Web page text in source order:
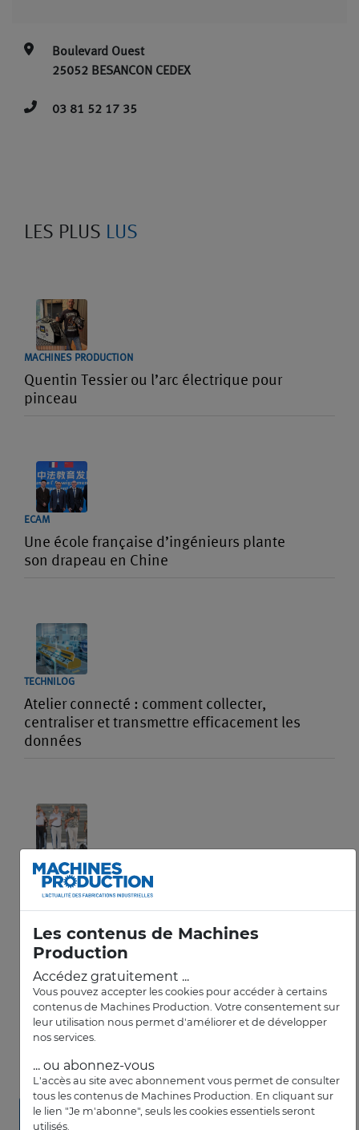
Les contenus de Machines
Production
Accédez gratuitement ...
Vous pouvez accepter les cookies pour accéder à certains
contenus de Machines Production. Votre consentement sur
leur utilisation nous permet d'améliorer et de développer
nos services.
... ou abonnez-vous
L'accès au site avec abonnement vous permet de consulter
tous les contenus de Machines Production. En cliquant sur
le lien "Je m'abonne", seuls les cookies essentiels seront
utilisés.
Boulevard Ouest
25052 BESANCON CEDEX
03 81 52 17 35
LES PLUS LUS
MACHINES PRODUCTION
Quentin Tessier ou l’arc électrique pour
pinceau
ECAM
Une école française d’ingénieurs plante
son drapeau en Chine
TECHNILOG
Atelier connecté : comment collecter,
centraliser et transmettre efficacement les
données
AIRBUS HELICOPTERS
Des réservistes d’Airbus défileront le 14-
BPIFRANCE
pour l’industrie intelligente